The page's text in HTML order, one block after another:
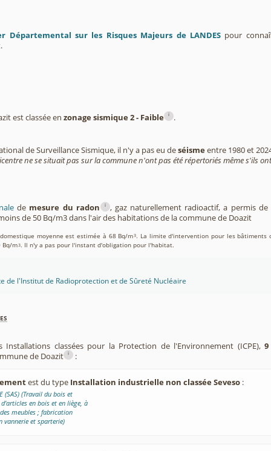
Départemental sur les Risques Majeurs de LANDESpour
est classée en zonage sismique 2 - Faible i .
de Surveillance Sismique, il n'y a pas eu deséismeentre 1980 et
ne se situait pas sur la commune n'ont pas été répertoriés même s'ils
de mesure du radon i
, gaz naturellement radioactif, a permis
de 50 Bq/m3 dans l'air des habitations de la commune de Doazit
moyenne est estimée à 68 Bq/m3. La limite d'intervention pour les bâtiments
Bq/m3. Il n'y a pas pour l'instant d'obligation pour l'habitat.
de l'Institut de Radioprotection et de Sûreté Nucléaire
Installations classées pour la Protection de l'Environnement (ICPE),9
de Doazit
i :
est du type Installation industrielle non classée Seveso :
(SAS) (Travail du bois et
en bois et en liège, à
meubles ; fabrication
vannerie et sparterie)